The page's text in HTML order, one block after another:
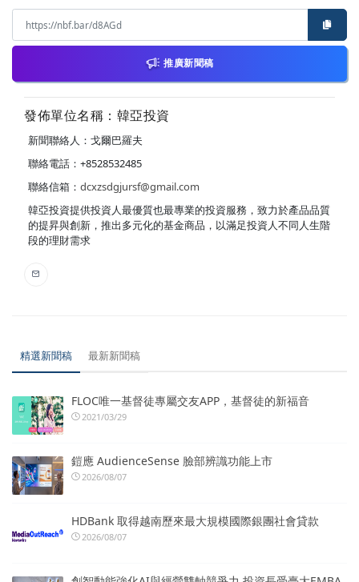
推廣新聞稿
發佈單位名稱：韓亞投資
新聞聯絡人：戈爾巴羅夫
聯絡電話：+8528532485
聯絡信箱： dcxzsdgjursf@gmail.com
韓亞投資提供投資人最優質也最專業的投資服務，致力於產品品質
的提昇與創新，推出多元化的基金商品，以滿足投資人不同人生階
段的理財需求
精選新聞稿 最新新聞稿
FLOC唯一基督徒專屬交友APP，基督徒的新福音
2021/03/29
鎧應 AudienceSense 臉部辨識功能上市
2026/08/07
HDBank 取得越南歷來最大規模國際銀團社會貸款
2026/08/07